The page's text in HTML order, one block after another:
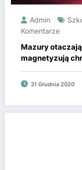
Admin
Komentarze
Mazury
magnetyzują
części Polski i
31 Grudnia 2020